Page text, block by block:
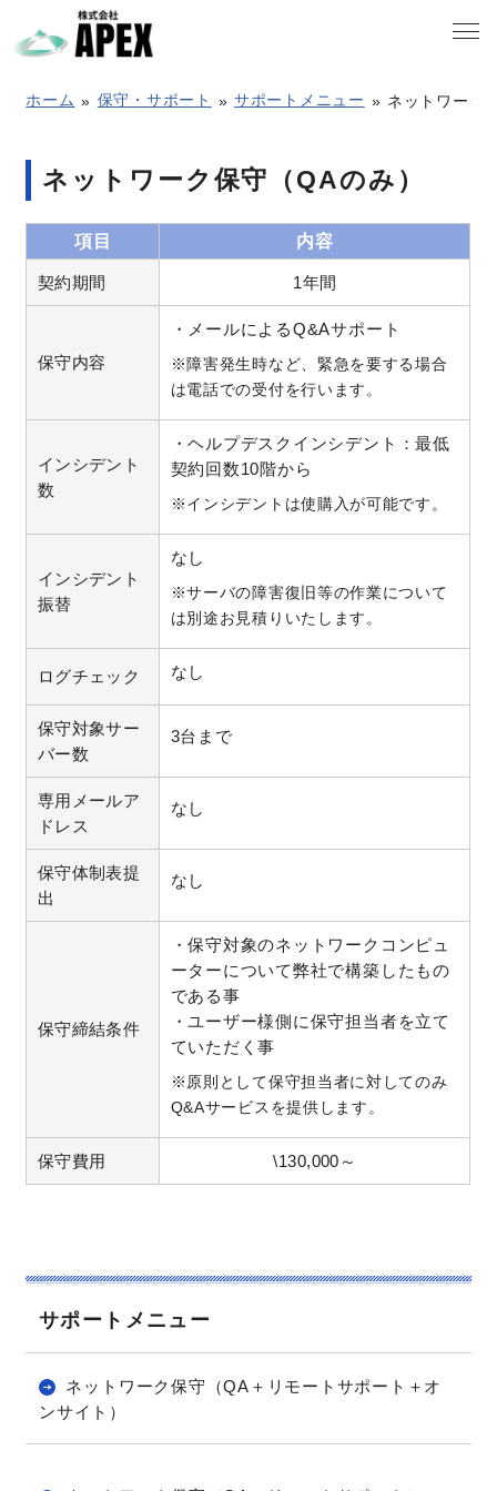
事業概要
お知らせ
お問い合わせ
ホーム 保守・サポート サポートメニュー ネットワーク
ネットワーク保守（QAのみ）
項目 内容
契約期間 1年間
保守内容
・メールによるQ&Aサポート
※障害発生時など、緊急を要する場合
は電話での受付を行います。
インシデント
数
・ヘルプデスクインシデント：最低
契約回数10階から
※インシデントは使購入が可能です。
インシデント
振替
なし
※サーバの障害復旧等の作業について
は別途お見積りいたします。
ログチェック なし
保守対象サー
バー数
3台まで
専用メールア
ドレス
なし
保守体制表提
出
なし
保守締結条件
・保守対象のネットワークコンピュ
ーターについて弊社で構築したもの
である事
・ユーザー様側に保守担当者を立て
ていただく事
※原則として保守担当者に対してのみ
Q&Aサービスを提供します。
保守費用 \130,000～
サポートメニュー
ネットワーク保守（QA＋リモートサポート＋オ
ンサイト）